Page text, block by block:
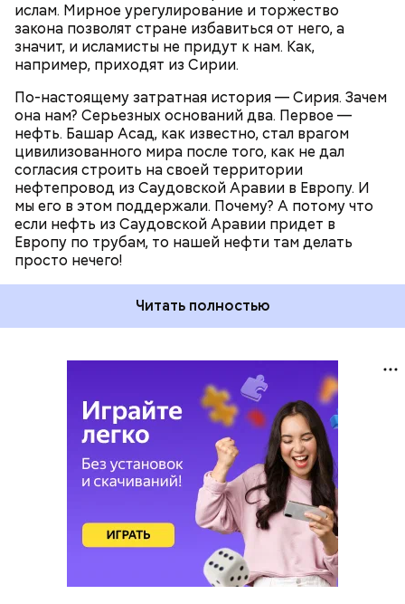
ислам. Мирное урегулирование и торжество
закона позволят стране избавиться от него, а
значит, и исламисты не придут к нам. Как,
например, приходят из Сирии.
По-настоящему затратная история — Сирия. Зачем
она нам? Серьезных оснований два. Первое —
нефть. Башар Асад, как известно, стал врагом
цивилизованного мира после того, как не дал
согласия строить на своей территории
нефтепровод из Саудовской Аравии в Европу. И
мы его в этом поддержали. Почему? А потому что
если нефть из Саудовской Аравии придет в
Европу по трубам, то нашей нефти там делать
просто нечего!
Сирии нужен Башар Асад. Он отстаивает наши
интересы, а мы — его. Вторая и главная причина
нашего военного участия в сирийском конфликте
— ИГИЛ (организация, запрещенная на
бороться всеми доступными способами, то завтра
эти бандиты будут в странах Центральной Азии и,
что еще страшнее, на Северном Кавказе.
Читать полностью